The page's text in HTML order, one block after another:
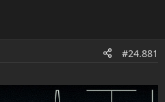
#24.881